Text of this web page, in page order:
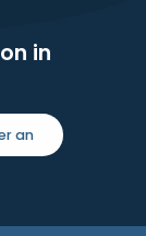
in
an